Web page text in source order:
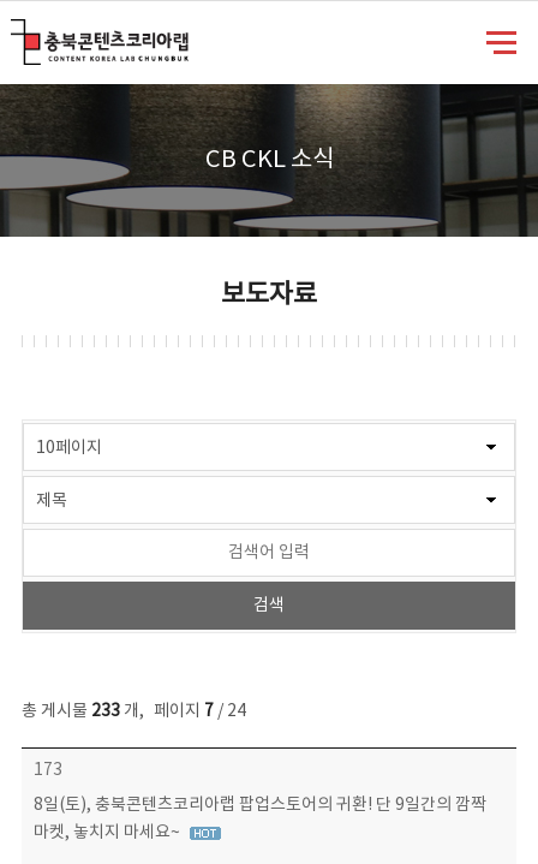
CB CKL 소식
보도자료
총 게시물 233개, 페이지 7 / 24
보도자료 목록 - 번호, 제목, 작성자, 파일, 조회수, 작성일 정보 제공
173
8일(토), 충북콘텐츠코리아랩 팝업스토어의 귀환! 단 9일간의 깜짝
마켓, 놓치지 마세요~